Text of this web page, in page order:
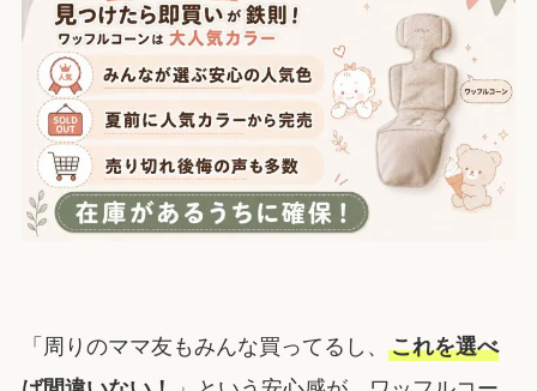
「周りのママ友もみんな買ってるし、 これを選べ